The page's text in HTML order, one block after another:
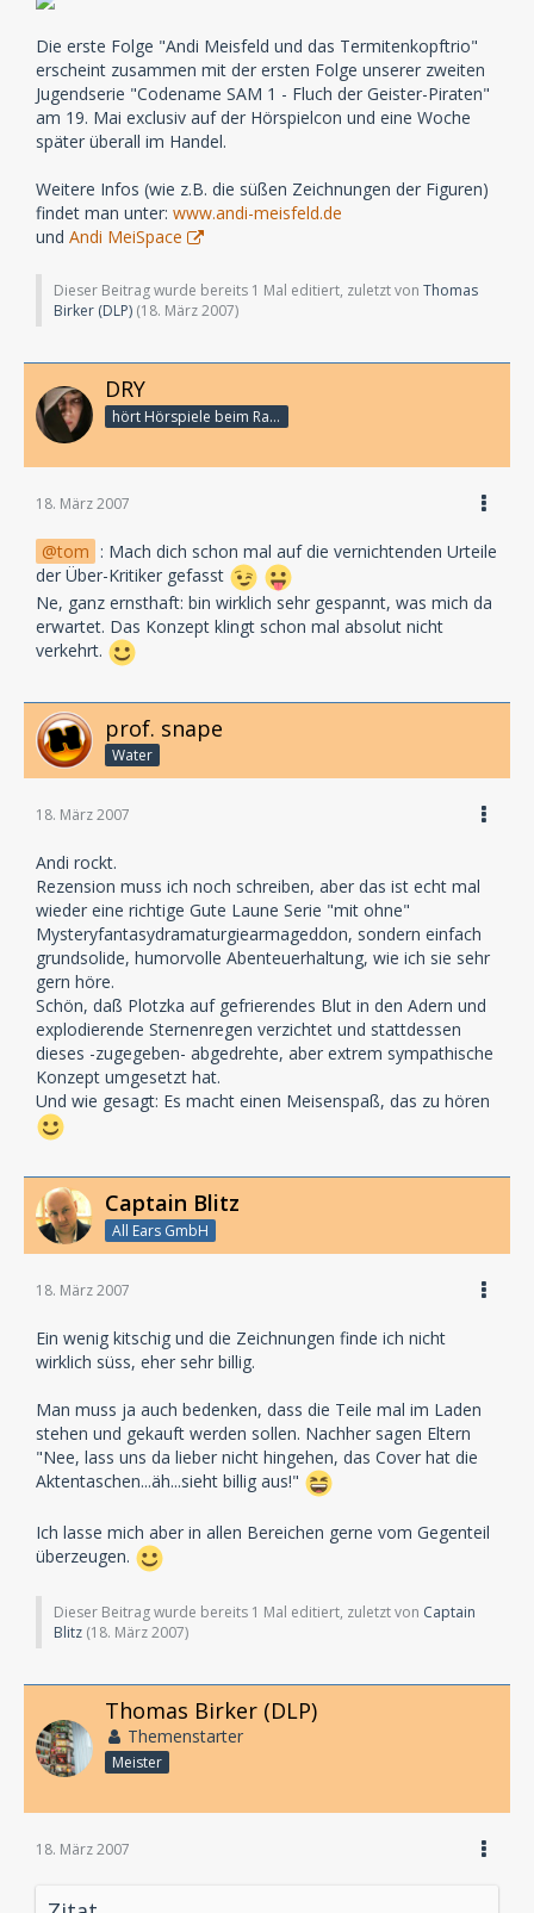
Die erste Folge "Andi Meisfeld und das Termitenkopftrio"
erscheint zusammen mit der ersten Folge unserer zweiten
Jugendserie "Codename SAM 1 - Fluch der Geister-Piraten"
am 19. Mai exclusiv auf der Hörspielcon und eine Woche
später überall im Handel.
Weitere Infos (wie z.B. die süßen Zeichnungen der Figuren)
findet man unter: www.andi-meisfeld.de
und Andi MeiSpace
Dieser Beitrag wurde bereits 1 Mal editiert, zuletzt von Thomas
Birker (DLP) (18. März 2007)
DRY
hört Hörspiele beim Rasenmähen
18. März 2007
tom : Mach dich schon mal auf die vernichtenden Urteile
der Über-Kritiker gefasst
Ne, ganz ernsthaft: bin wirklich sehr gespannt, was mich da
erwartet. Das Konzept klingt schon mal absolut nicht
verkehrt.
prof. snape
Water
18. März 2007
Andi rockt.
Rezension muss ich noch schreiben, aber das ist echt mal
wieder eine richtige Gute Laune Serie "mit ohne"
Mysteryfantasydramaturgiearmageddon, sondern einfach
grundsolide, humorvolle Abenteuerhaltung, wie ich sie sehr
gern höre.
Schön, daß Plotzka auf gefrierendes Blut in den Adern und
explodierende Sternenregen verzichtet und stattdessen
dieses -zugegeben- abgedrehte, aber extrem sympathische
Konzept umgesetzt hat.
Und wie gesagt: Es macht einen Meisenspaß, das zu hören
Captain Blitz
All Ears GmbH
18. März 2007
Ein wenig kitschig und die Zeichnungen finde ich nicht
wirklich süss, eher sehr billig.
Man muss ja auch bedenken, dass die Teile mal im Laden
stehen und gekauft werden sollen. Nachher sagen Eltern
"Nee, lass uns da lieber nicht hingehen, das Cover hat die
Aktentaschen...äh...sieht billig aus!"
Ich lasse mich aber in allen Bereichen gerne vom Gegenteil
überzeugen.
Dieser Beitrag wurde bereits 1 Mal editiert, zuletzt von Captain
Blitz (18. März 2007)
Thomas Birker (DLP)
Themenstarter
Meister
18. März 2007